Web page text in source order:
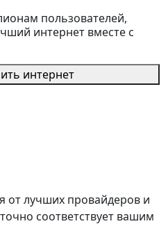
пользователей,
интернет вместе с
интернет
от лучших провайдеров и
соответствует вашим